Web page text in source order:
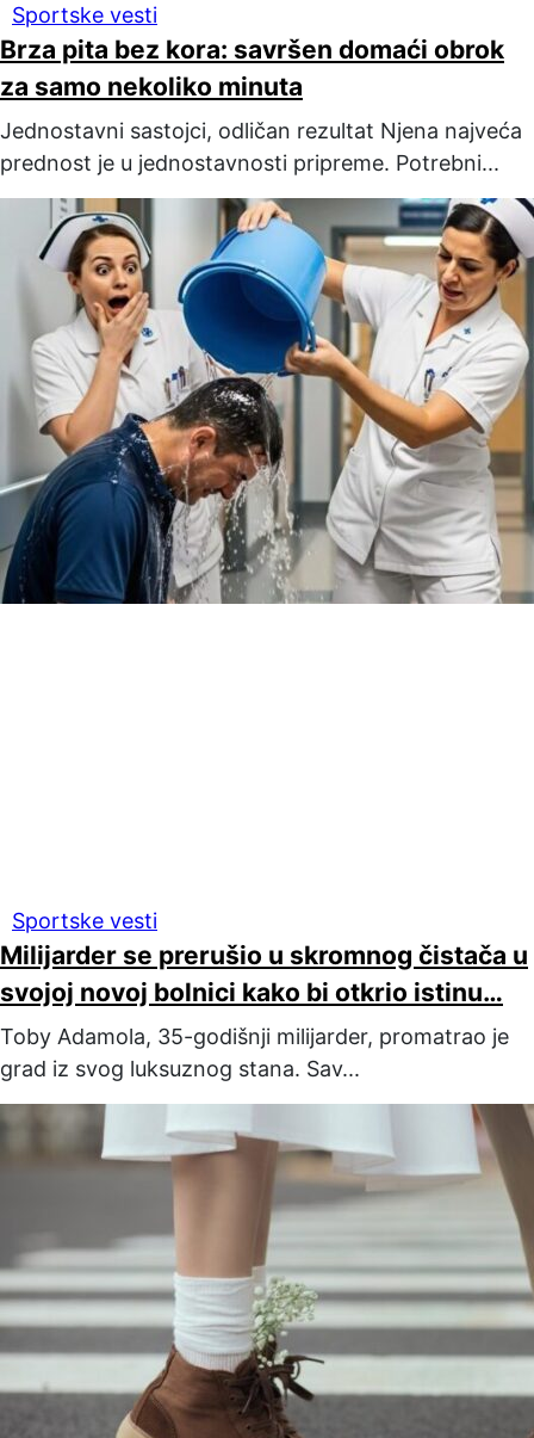
Sportske vesti
Brza pita bez kora: savršen domaći obrok
za samo nekoliko minuta
Jednostavni sastojci, odličan rezultat Njena najveća
prednost je u jednostavnosti pripreme. Potrebni...
Sportske vesti
Milijarder se prerušio u skromnog čistača u
svojoj novoj bolnici kako bi otkrio istinu…
Toby Adamola, 35-godišnji milijarder, promatrao je
grad iz svog luksuznog stana. Sav...